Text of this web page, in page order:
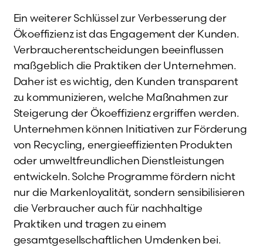
Ein weiterer Schlüssel zur Verbesserung der
Ökoeffizienz ist das Engagement der Kunden.
Verbraucherentscheidungen beeinflussen
maßgeblich die Praktiken der Unternehmen.
Daher ist es wichtig, den Kunden transparent
zu kommunizieren, welche Maßnahmen zur
Steigerung der Ökoeffizienz ergriffen werden.
Unternehmen können Initiativen zur Förderung
von Recycling, energieeffizienten Produkten
oder umweltfreundlichen Dienstleistungen
entwickeln. Solche Programme fördern nicht
nur die Markenloyalität, sondern sensibilisieren
die Verbraucher auch für nachhaltige
Praktiken und tragen zu einem
gesamtgesellschaftlichen Umdenken bei.